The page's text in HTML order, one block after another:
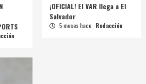
¡OFICIAL! El VAR llega a El
Salvador
5 meses hace Redacción